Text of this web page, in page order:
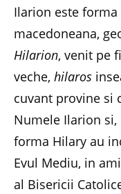
Ilarion este
macedoneana,
Hilarion, venit pe
veche, hilaros
cuvant provine si
Numele Ilarion
forma Hilary au
Evul Mediu, in
al Bisericii